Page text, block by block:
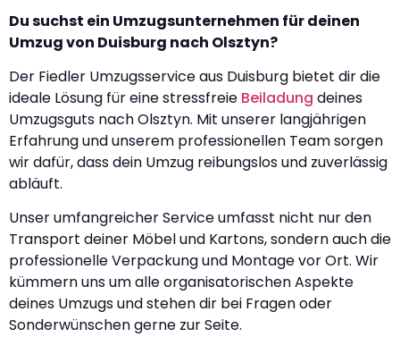
Du suchst ein Umzugsunternehmen für deinen
Umzug von Duisburg nach Olsztyn?
Der Fiedler Umzugsservice aus Duisburg bietet dir die
ideale Lösung für eine stressfreie Beiladung deines
Umzugsguts nach Olsztyn. Mit unserer langjährigen
Erfahrung und unserem professionellen Team sorgen
wir dafür, dass dein Umzug reibungslos und zuverlässig
abläuft.
Unser umfangreicher Service umfasst nicht nur den
Transport deiner Möbel und Kartons, sondern auch die
professionelle Verpackung und Montage vor Ort. Wir
kümmern uns um alle organisatorischen Aspekte
deines Umzugs und stehen dir bei Fragen oder
Sonderwünschen gerne zur Seite.